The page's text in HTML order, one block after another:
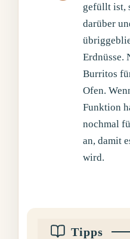
gefüllt ist,
darüber
Erdnüsse.
Burritos
Ofen.
Funktion
nochmal
an, damit
wird.
Tipps